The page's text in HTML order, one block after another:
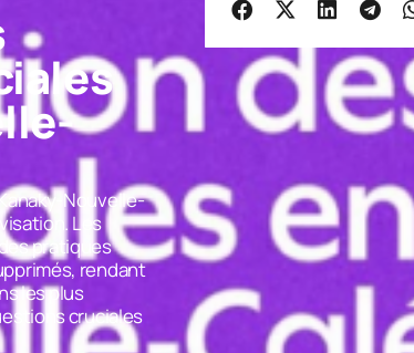
Nouvelle-
Les
pratiques
rendant
les plus
cruciales